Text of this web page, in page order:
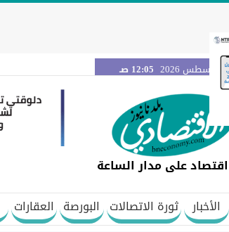
12:05 صـ
اقتصاد على مدار الساعة
الأخبار
ثورة الاتصالات البورصة العقارات